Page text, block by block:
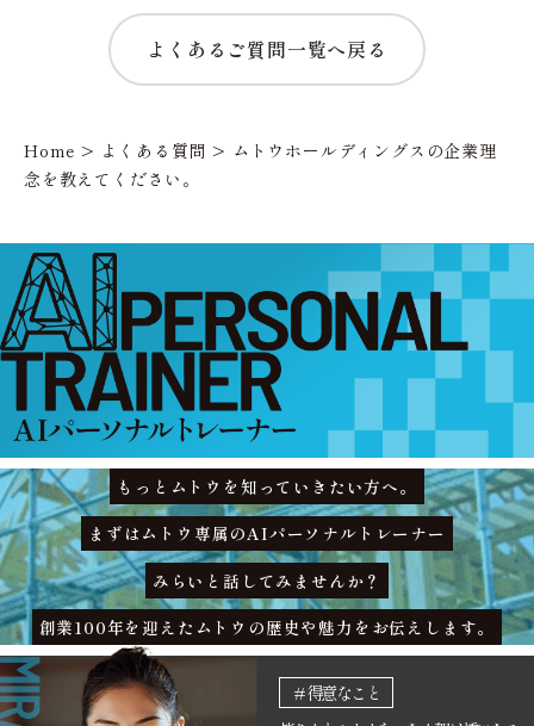
よくあるご質問一覧へ戻る
Home > よくある質問 > ムトウホールディングスの企業理
念を教えてください。
もっとムトウを知っていきたい方へ。
まずはムトウ専属のAIパーソナルトレーナー
みらいと話してみませんか？
創業100年を迎えたムトウの歴史や魅力をお伝えします。
＃得意なこと